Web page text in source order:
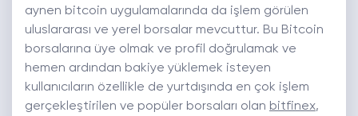
aynen bitcoin uygulamalarında da işlem görülen
uluslararası ve yerel borsalar mevcuttur. Bu Bitcoin
borsalarına üye olmak ve profil doğrulamak ve
hemen ardından bakiye yüklemek isteyen
kullanıcıların özellikle de yurtdışında en çok işlem
gerçekleştirilen ve popüler borsaları olan bitfinex,